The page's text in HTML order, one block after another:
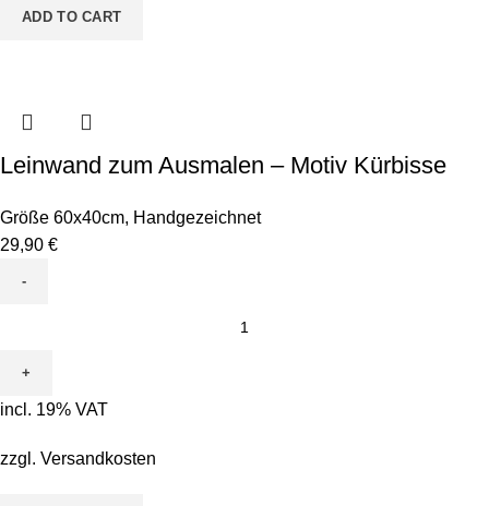
ADD TO CART
Leinwand zum Ausmalen – Motiv Kürbisse
Größe 60x40cm, Handgezeichnet
29,90 €
Ausmalen
-
Kürbisse
incl. 19% VAT
zzgl. Versandkosten